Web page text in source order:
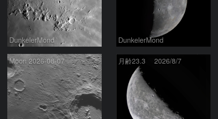
DunkelerMond DunkelerMond
Moon 2026-08-07 月齢23.3 2026/8/7